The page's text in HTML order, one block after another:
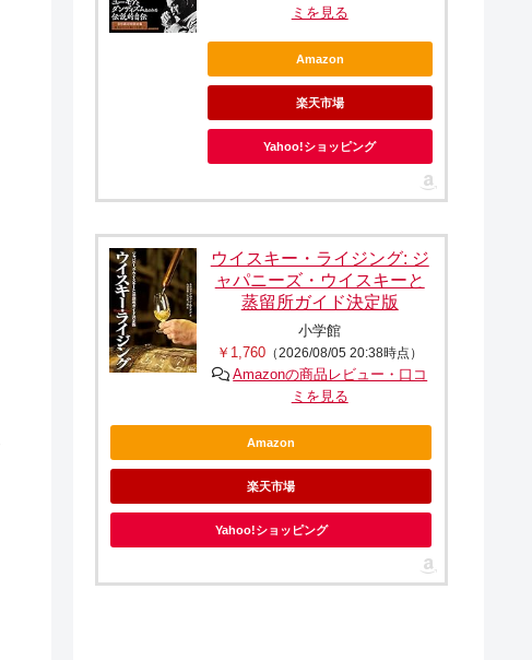
ミを見る
Amazon
楽天市場
Yahoo!ショッピング
ウイスキー・ライジング: ジ
ャパニーズ・ウイスキーと
蒸留所ガイド決定版
小学館
￥1,760 （2026/08/05 20:38時点）
Amazonの商品レビュー・口コ
ミを見る
Amazon
楽天市場
Yahoo!ショッピング